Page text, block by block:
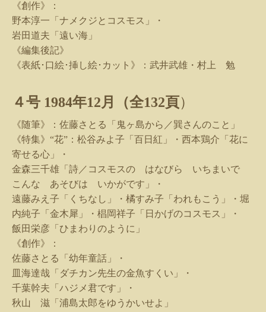
《創作》：
野本淳一「ナメクジとコスモス」・
岩田道夫「遠い海」
《編集後記》
《表紙･口絵･挿し絵･カット》：武井武雄・村上 勉
４号 1984年12月（全132 頁 ）
《随筆》：佐藤さとる「鬼ヶ島から／巽さんのこと」
《特集》“花”：松谷みよ子「百日紅」・西本鶏介「花に
寄せる心」・
金森三千雄「詩／コスモスの はなびら いちまいで
こんな あそびは いかがです」・
遠藤みえ子「くちなし」・橘すみ子「われもこう」・堀
内純子「金木犀」・椙岡祥子「日かげのコスモス」・
飯田栄彦「ひまわりのように」
《創作》：
佐藤さとる「幼年童話」・
皿海達哉「ダチカン先生の金魚すくい」・
千葉幹夫「ハジメ君です」・
秋山 滋「浦島太郎をゆうかいせよ」